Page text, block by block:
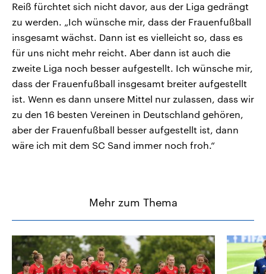
Reiß fürchtet sich nicht davor, aus der Liga gedrängt
zu werden. „Ich wünsche mir, dass der Frauenfußball
insgesamt wächst. Dann ist es vielleicht so, dass es
für uns nicht mehr reicht. Aber dann ist auch die
zweite Liga noch besser aufgestellt. Ich wünsche mir,
dass der Frauenfußball insgesamt breiter aufgestellt
ist. Wenn es dann unsere Mittel nur zulassen, dass wir
zu den 16 besten Vereinen in Deutschland gehören,
aber der Frauenfußball besser aufgestellt ist, dann
wäre ich mit dem SC Sand immer noch froh.“
Mehr zum Thema